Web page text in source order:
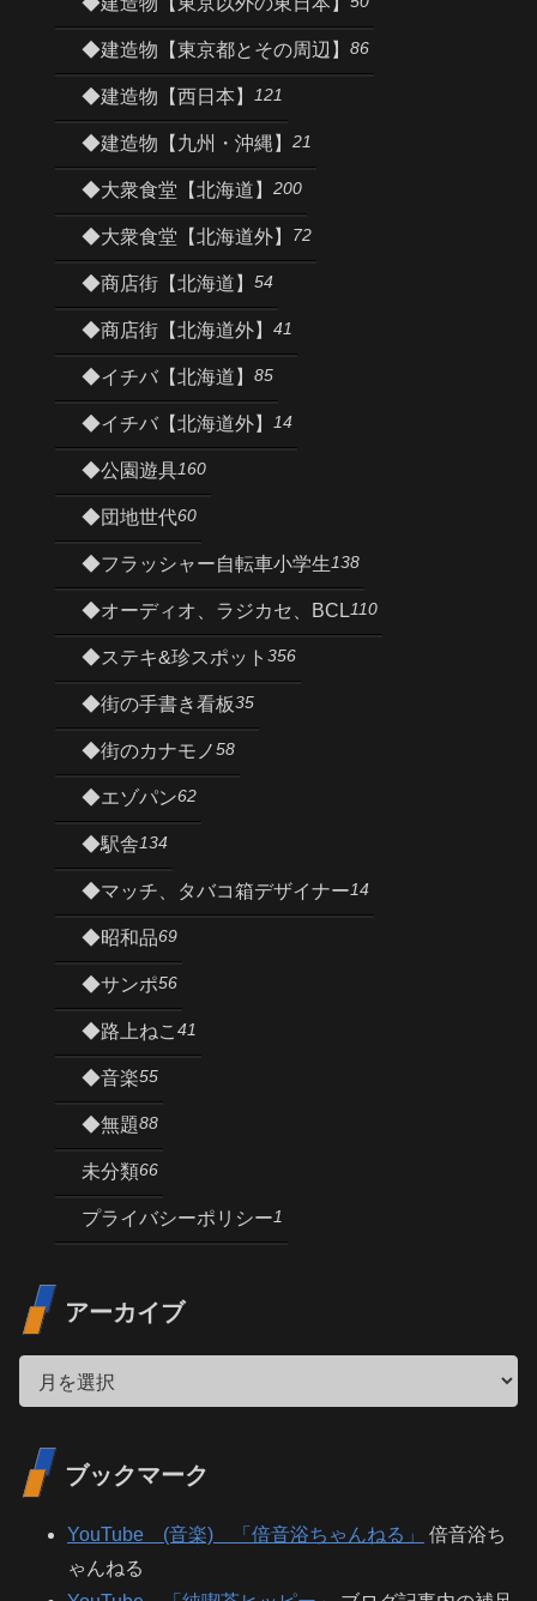
◆建造物【東京都とその周辺】 86
◆建造物【西日本】 121
◆建造物【九州・沖縄】 21
◆大衆食堂【北海道】 200
◆大衆食堂【北海道外】 72
◆商店街【北海道】 54
◆商店街【北海道外】 41
◆イチバ【北海道】 85
◆イチバ【北海道外】 14
◆公園遊具160
◆団地世代60
◆フラッシャー自転車小学生138
◆オーディオ、ラジカセ、BCL110
◆ステキ&珍スポット 356
◆街の手書き看板35
◆街のカナモノ58
◆エゾパン62
◆駅舎134
◆マッチ、タバコ箱デザイナー14
◆昭和品69
◆サンポ56
◆路上ねこ 41
◆音楽55
◆無題88
未分類66
プライバシーポリシー1
アーカイブ
ブックマーク
YouTube (音楽) 「倍音浴ちゃんねる」
倍音浴ち
ゃんねる